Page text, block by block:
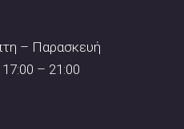
– Παρασκευή
– 21:00